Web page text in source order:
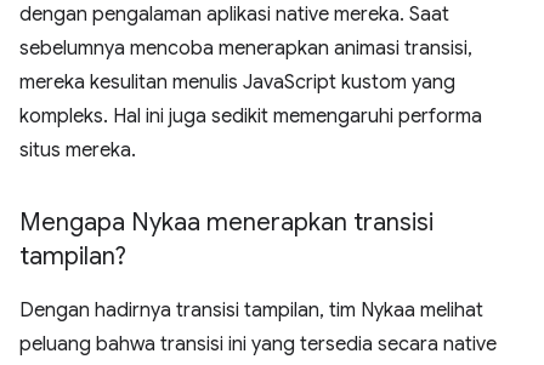
dengan pengalaman aplikasi native mereka. Saat
sebelumnya mencoba menerapkan animasi transisi,
mereka kesulitan menulis JavaScript kustom yang
kompleks. Hal ini juga sedikit memengaruhi performa
situs mereka.
Mengapa Nykaa menerapkan transisi
tampilan?
Dengan hadirnya transisi tampilan, tim Nykaa melihat
peluang bahwa transisi ini yang tersedia secara native